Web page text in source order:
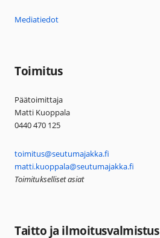
Mediatiedot
Toimitus
Päätoimittaja
Matti Kuoppala
0440 470 125
toimitus@seutumajakka.fi
matti.kuoppala@seutumajakka.fi
Toimitukselliset asiat
Taitto ja ilmoitusvalmistus